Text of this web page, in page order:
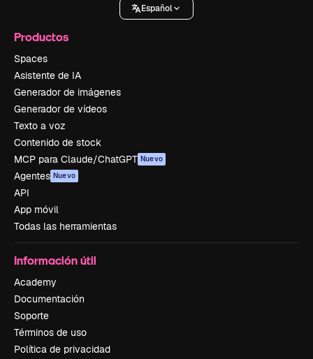
Español
Productos
Spaces
Asistente de IA
Generador de imágenes
Generador de vídeos
Texto a voz
Contenido de stock
MCP para Claude/ChatGPT Nuevo
Agentes Nuevo
API
App móvil
Todas las herramientas
Información útil
Academy
Documentación
Soporte
Términos de uso
Política de privacidad